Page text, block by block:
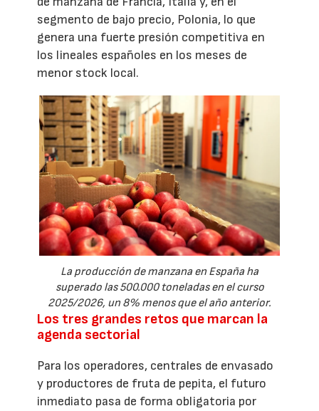
segmento de bajo precio, Polonia, lo que
genera una fuerte presión competitiva en
los lineales españoles en los meses de
menor stock local.
La producción de manzana en España ha
superado las 500.000 toneladas en el curso
2025/2026, un 8% menos que el año anterior.
Los tres grandes retos que marcan la
agenda sectorial
Para los operadores, centrales de envasado
y productores de fruta de pepita, el futuro
inmediato pasa de forma obligatoria por